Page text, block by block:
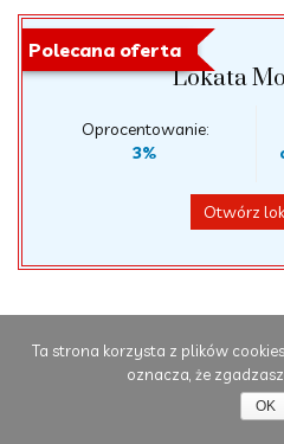
Polecana oferta
Lokata
Oprocentowanie:
3%
Otwórz
Najlepsze lokaty
Ta strona korzysta z plików
oznacza, że
OK